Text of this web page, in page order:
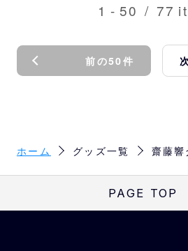
1 - 50 / 77
前の50件
ホーム グッズ一覧 齋藤響
PAGE TOP